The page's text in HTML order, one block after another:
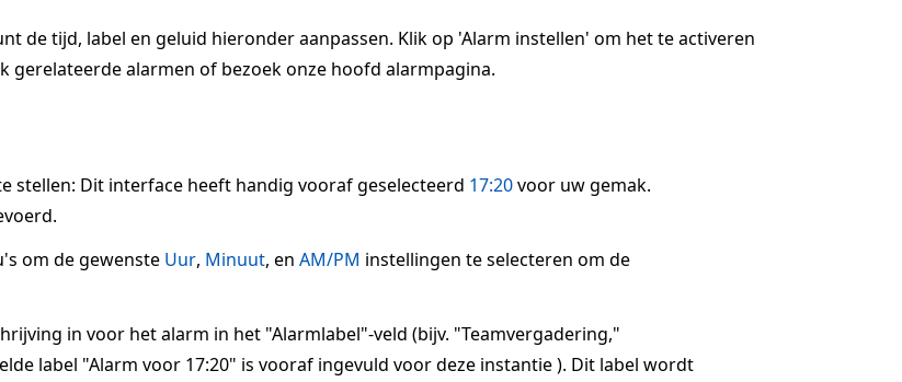
de tijd, label en geluid hieronder aanpassen. Klik op 'Alarm instellen' om het te activeren
gerelateerde alarmen of bezoek onze hoofd alarmpagina.
stellen: Dit interface heeft handig vooraf geselecteerd 17:20voor uw gemak.
om de gewenste Uur, Minuut, en AM/PM instellingen te selecteren om de
in voor het alarm in het "Alarmlabel"-veld (bijv. "Teamvergadering,"
label "Alarm voor 17:20" is vooraf ingevuld voor deze instantie ). Dit label wordt